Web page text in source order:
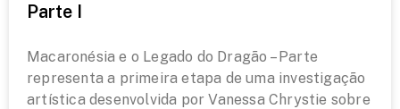
Parte I
Macaronésia e o Legado do Dragão – Parte
representa a primeira etapa de uma investigação
artística desenvolvida por Vanessa Chrystie sobre